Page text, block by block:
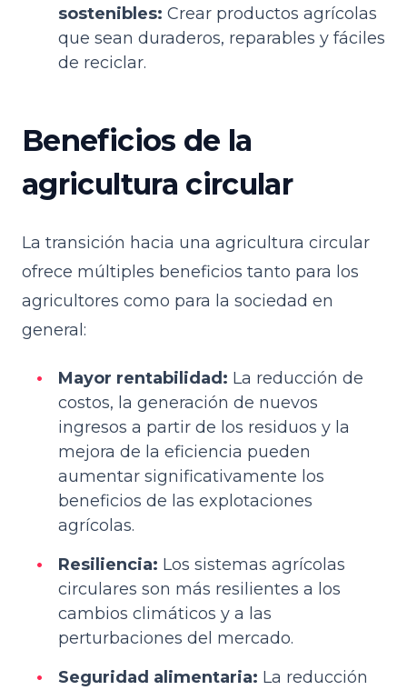
sostenibles: Crear productos agrícolas
que sean duraderos, reparables y fáciles
de reciclar.
Beneficios de la
agricultura circular
La transición hacia una agricultura circular
ofrece múltiples beneficios tanto para los
agricultores como para la sociedad en
general:
Mayor rentabilidad: La reducción de
costos, la generación de nuevos
ingresos a partir de los residuos y la
mejora de la eficiencia pueden
aumentar significativamente los
beneficios de las explotaciones
agrícolas.
Resiliencia: Los sistemas agrícolas
circulares son más resilientes a los
cambios climáticos y a las
perturbaciones del mercado.
Seguridad alimentaria: La reducción